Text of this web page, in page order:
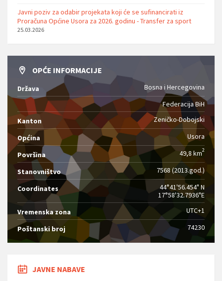
Javni poziv za odabir projekata koji će se sufinancirati iz
Proračuna Općine Usora za 2026. godinu - Transfer za sport
25.03.2026
OPĆE INFORMACIJE
Država
Bosna i Hercegovina
Federacija BiH
Kanton
Zeničko-Dobojski
Općina Usora
Površina 49,8 km2
Stanovništvo 7568 (2013.god.)
Coordinates
44°41'56.454" N
17°58'32.7936"E
Vremenska zona
UTC+1
Poštanski broj 74230
JAVNE NABAVE